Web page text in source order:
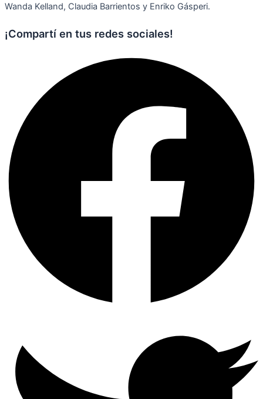
Wanda Kelland, Claudia Barrientos y Enriko Gásperi.
¡Compartí en tus redes sociales!